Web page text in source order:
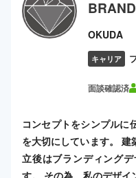
OKUDA
キャリア
面談確認済
コンセプトをシンプルに
を大切にしています。
立後はブランディング
す。 その為、私のデザイ